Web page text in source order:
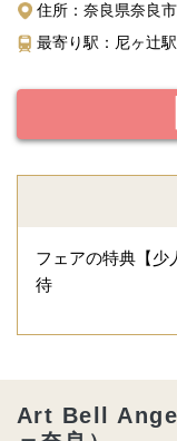
住所：奈良県奈良
最寄り駅：尼ヶ辻駅
フェアの特典【少
待
Art Bell Ange